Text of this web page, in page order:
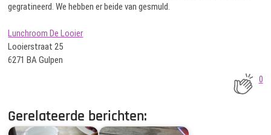
gegratineerd. We hebben er beide van gesmuld.
Lunchroom De Looier
Looierstraat 25
6271 BA Gulpen
0
Gerelateerde berichten: